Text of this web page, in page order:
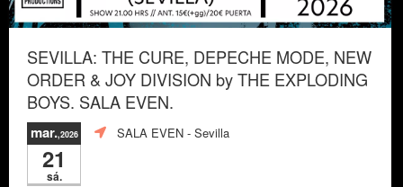
SEVILLA: THE CURE, DEPECHE MODE, NEW
ORDER & JOY DIVISION by THE EXPLODING
BOYS. SALA EVEN.
mar.,2026
21
sá.
SALA EVEN - Sevilla